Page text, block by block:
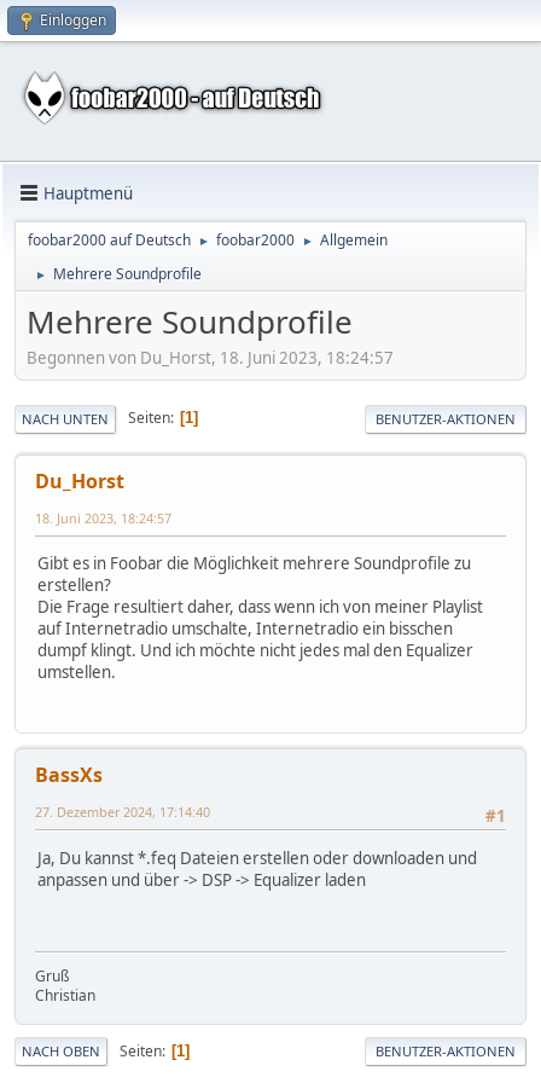
Einloggen
Hauptmenü
foobar2000 auf Deutsch ► foobar2000 ► Allgemein
► Mehrere Soundprofile
Mehrere Soundprofile
Begonnen von Du_Horst, 18. Juni 2023, 18:24:57
NACH UNTEN Seiten 1 BENUTZER-AKTIONEN
Du_Horst
18. Juni 2023, 18:24:57
Gibt es in Foobar die Möglichkeit mehrere Soundprofile zu
erstellen?
Die Frage resultiert daher, dass wenn ich von meiner Playlist
auf Internetradio umschalte, Internetradio ein bisschen
dumpf klingt. Und ich möchte nicht jedes mal den Equalizer
umstellen.
BassXs
#1
27. Dezember 2024, 17:14:40
Ja, Du kannst *.feq Dateien erstellen oder downloaden und
anpassen und über -> DSP -> Equalizer laden
Gruß
Christian
NACH OBEN Seiten 1 BENUTZER-AKTIONEN